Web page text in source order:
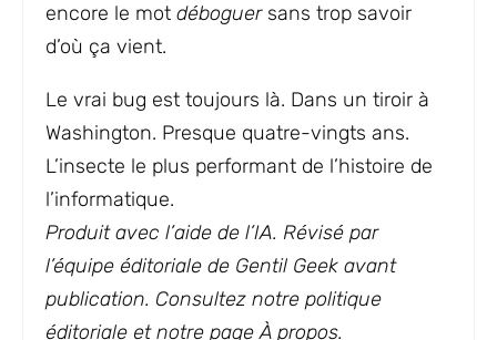
encore le mot déboguersans trop savoir
d’où ça vient.
Le vrai bug est toujours là. Dans un tiroir à
Washington. Presque quatre-vingts ans.
L’insecte le plus performant de l’histoire de
l’informatique.
Produit avec l’aide de l’IA. Révisé par
l’équipe éditoriale de Gentil Geek avant
publication. Consultez notre politique
éditoriale et notre page À propos.